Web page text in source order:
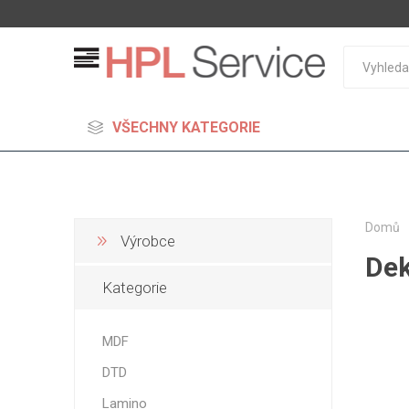
VŠECHNY KATEGORIE
MDF
Domů
Výrobce
Kategorie
MDF
DTD
Lamino